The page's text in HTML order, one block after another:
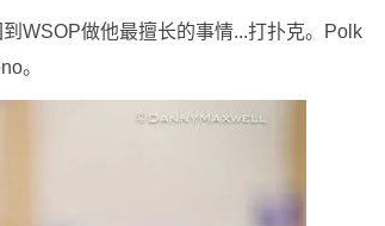
WSOP做他最擅长的事情...打扑克。Polk
。